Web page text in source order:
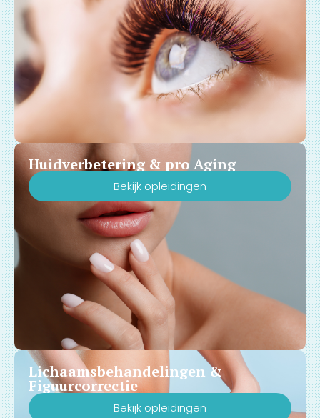
Huidverbetering & pro Aging
Bekijk opleidingen
Lichaamsbehandelingen &
Figuurcorrectie
Bekijk opleidingen